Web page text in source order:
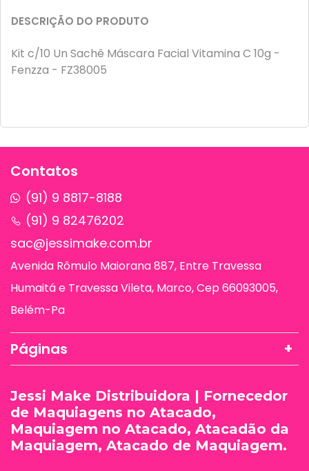
DESCRIÇÃO DO PRODUTO
Kit c/10 Un Sachê Máscara Facial Vitamina C 10g -
Fenzza - FZ38005
Contatos
(91) 9 8817-8188
(91) 9 82476202
sac@jessimake.com.br
Avenida Rômulo Maiorana 887, Entre Travessa
Humaitá e Travessa Vileta, Marco, Cep 66093005,
Belém-Pa
Páginas
Jessi Make Distribuidora | Fornecedor
de Maquiagens no Atacado,
Maquiagem no Atacado, Atacadão da
Maquiagem, Atacado de Maquiagem.